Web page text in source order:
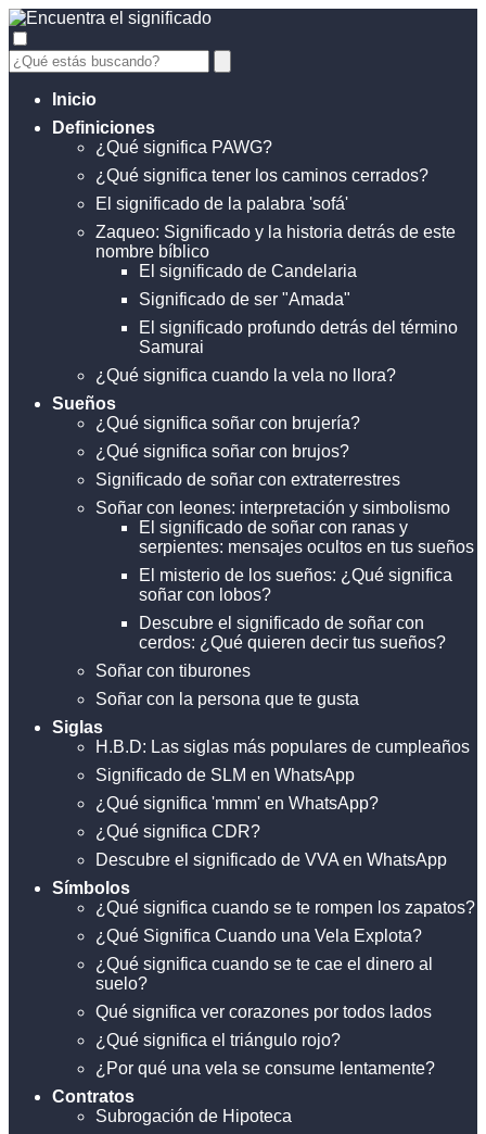
Inicio
Definiciones
¿Qué significa PAWG?
¿Qué significa tener los caminos cerrados?
El significado de la palabra 'sofá'
Zaqueo: Significado y la historia detrás de este
nombre bíblico
El significado de Candelaria
Significado de ser "Amada"
El significado profundo detrás del término
Samurai
¿Qué significa cuando la vela no llora?
Sueños
¿Qué significa soñar con brujería?
¿Qué significa soñar con brujos?
Significado de soñar con extraterrestres
Soñar con leones: interpretación y simbolismo
El significado de soñar con ranas y
serpientes: mensajes ocultos en tus sueños
El misterio de los sueños: ¿Qué significa
soñar con lobos?
Descubre el significado de soñar con
cerdos: ¿Qué quieren decir tus sueños?
Soñar con tiburones
Soñar con la persona que te gusta
Siglas
H.B.D: Las siglas más populares de cumpleaños
Significado de SLM en WhatsApp
¿Qué significa 'mmm' en WhatsApp?
¿Qué significa CDR?
Descubre el significado de VVA en WhatsApp
Símbolos
¿Qué significa cuando se te rompen los zapatos?
¿Qué Significa Cuando una Vela Explota?
¿Qué significa cuando se te cae el dinero al
suelo?
Qué significa ver corazones por todos lados
¿Qué significa el triángulo rojo?
¿Por qué una vela se consume lentamente?
Contratos
Subrogación de Hipoteca